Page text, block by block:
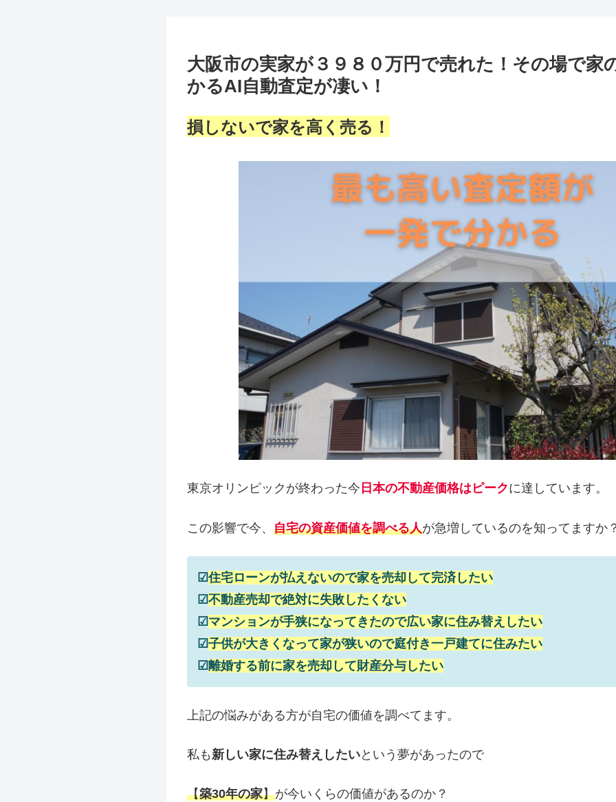
大阪市の実家が３９８０万円で売れた！その場で家
かるAI自動査定が凄い！
損しないで家を高く売る！
東京オリンピックが終わった今 日本の不動産価格はピークに達しています。
この影響で今、 自宅の資産価値を調べる人が急増しているのを知ってますか
☑住宅ローンが払えないので家を売却して完済したい
☑不動産売却で絶対に失敗したくない
☑マンションが手狭になってきたので広い家に住み替えしたい
☑子供が大きくなって家が狭いので庭付き一戸建てに住みたい
☑離婚する前に家を売却して財産分与したい
上記の悩みがある方が自宅の価値を調べてます。
私も新しい家に住み替えしたいという夢があったので
【築30年の家】が今いくらの価値があるのか？